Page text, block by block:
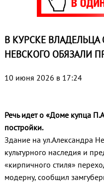
В КУРСКЕ
НЕВСКОГО ОБЯЗАЛИ
10 июня 2026 в 17:24
Речь идет о «Доме купца
постройки.
Здание на ул.Александра
культурного наследия и
«кирпичного стиля»
модерну, сообщил